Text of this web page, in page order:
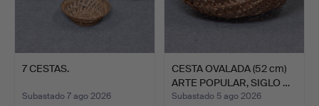
7 CESTAS.
Subastado 7 ago 2026
CESTA OVALADA (52 cm)
ARTE POPULAR, SIGLO …
Subastado 5 ago 2026